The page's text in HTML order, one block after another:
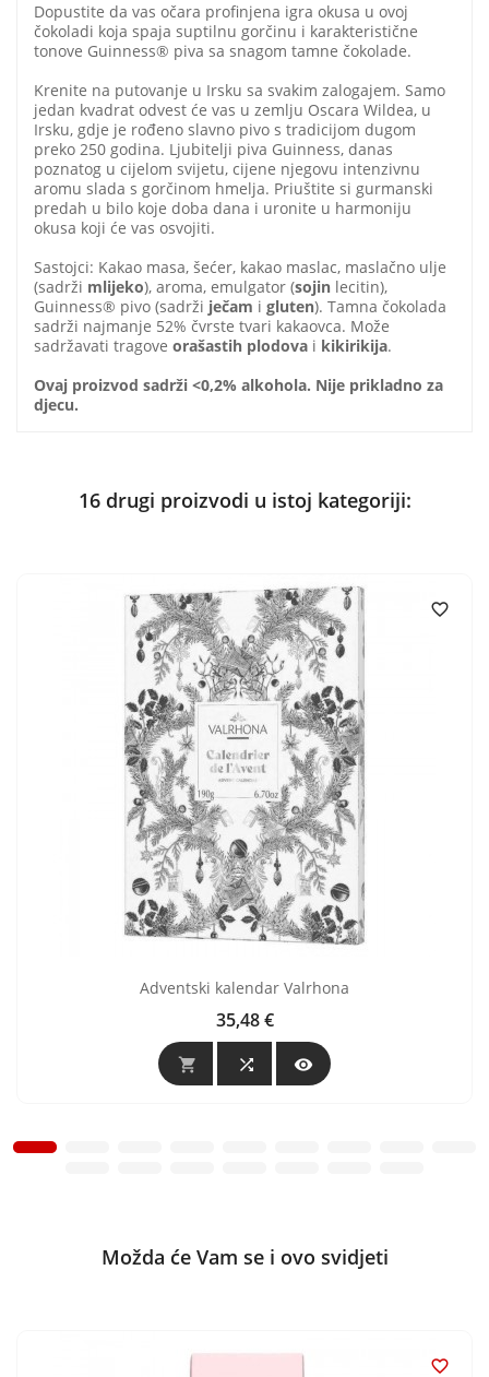
Dopustite da vas očara profinjena igra okusa u ovoj
čokoladi koja spaja suptilnu gorčinu i karakteristične
tonove Guinness® piva sa snagom tamne čokolade.
Krenite na putovanje u Irsku sa svakim zalogajem. Samo
jedan kvadrat odvest će vas u zemlju Oscara Wildea, u
Irsku, gdje je rođeno slavno pivo s tradicijom dugom
preko 250 godina. Ljubitelji piva Guinness, danas
poznatog u cijelom svijetu, cijene njegovu intenzivnu
aromu slada s gorčinom hmelja. Priuštite si gurmanski
predah u bilo koje doba dana i uronite u harmoniju
okusa koji će vas osvojiti.
Sastojci: Kakao masa, šećer, kakao maslac, maslačno ulje
(sadrži mlijeko), aroma, emulgator (sojin lecitin),
Guinness® pivo (sadrži ječam i gluten). Tamna čokolada
sadrži najmanje 52% čvrste tvari kakaovca. Može
sadržavati tragove orašastih plodova i kikirikija.
Ovaj proizvod sadrži <0,2% alkohola. Nije prikladno za
djecu.
16 drugi proizvodi u istoj kategoriji:

Adventski kalendar Valrhona
Cijena
35,48 €
  
Možda će Vam se i ovo svidjeti
